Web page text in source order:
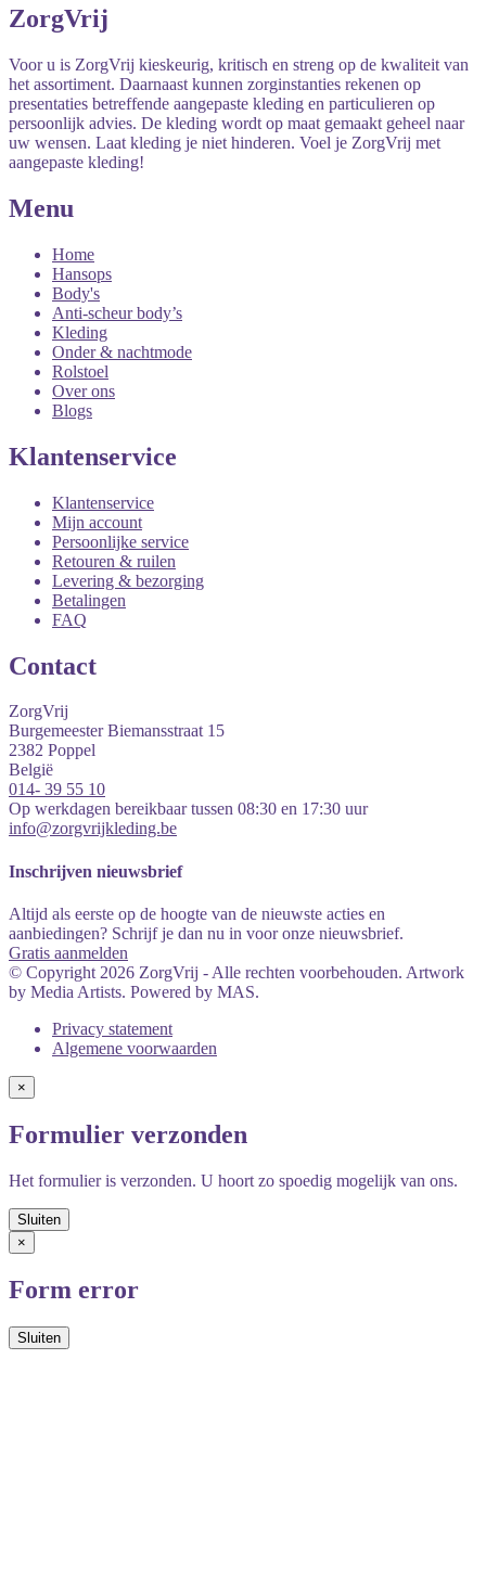
ZorgVrij
Voor u is ZorgVrij kieskeurig, kritisch en streng op de kwaliteit van
het assortiment. Daarnaast kunnen zorginstanties rekenen op
presentaties betreffende aangepaste kleding en particulieren op
persoonlijk advies. De kleding wordt op maat gemaakt geheel naar
uw wensen. Laat kleding je niet hinderen. Voel je ZorgVrij met
aangepaste kleding!
Menu
Home
Hansops
Body's
Anti-scheur body’s
Kleding
Onder & nachtmode
Rolstoel
Over ons
Blogs
Klantenservice
Klantenservice
Mijn account
Persoonlijke service
Retouren & ruilen
Levering & bezorging
Betalingen
FAQ
Contact
ZorgVrij
Burgemeester Biemansstraat 15
2382 Poppel
België
014- 39 55 10
Op werkdagen bereikbaar tussen 08:30 en 17:30 uur
info@zorgvrijkleding.be
Inschrijven nieuwsbrief
Altijd als eerste op de hoogte van de nieuwste acties en
aanbiedingen? Schrijf je dan nu in voor onze nieuwsbrief.
Gratis aanmelden
© Copyright 2026 ZorgVrij - Alle rechten voorbehouden. Artwork
by Media Artists. Powered by MAS.
Privacy statement
Algemene voorwaarden
×
Formulier verzonden
Het formulier is verzonden. U hoort zo spoedig mogelijk van ons.
×
Form error